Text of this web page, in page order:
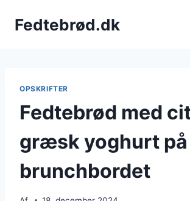
Fedtebrød.dk
OPSKRIFTER
Fedtebrød med
græsk yoghurt på
brunchbordet